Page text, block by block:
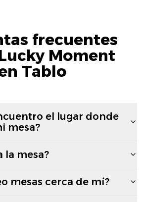
frecuentes
Moment
Tablo
el lugar donde
mesa?
la mesa?
mesas cerca de mí?